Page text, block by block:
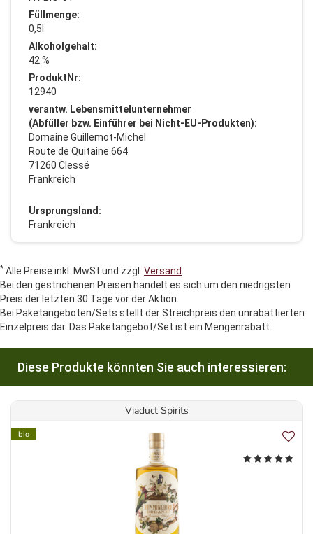
Füllmenge:
0,5l
Alkoholgehalt:
42 %
ProduktNr:
12940
verantw. Lebensmittelunternehmer
(Abfüller bzw. Einführer bei Nicht-EU-Produkten):
Domaine Guillemot-Michel
Route de Quitaine 664
71260 Clessé
Frankreich
Ursprungsland:
Frankreich
* Alle Preise inkl. MwSt und zzgl. Versand
Bei den gestrichenen Preisen handelt es sich um den niedrigsten
Preis der letzten 30 Tage vor der Aktion.
Bei Paketangeboten/Sets stellt der Streichpreis den unrabattierten
Einzelpreis dar. Das Paketangebot/Set ist ein Mengenrabatt.
Diese Produkte könnten Sie auch interessieren:
Viaduct Spirits
bio